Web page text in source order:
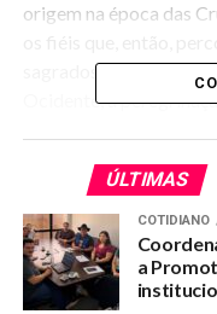
origem na época das
sagrados da Paixão
Ocidente, a
O número de
foi sendo definido
de catorze estações,
tem sido muito
Igreja Católica, pois
ÚLTIMAS
COTIDIANO
a